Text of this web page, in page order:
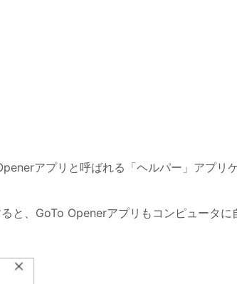
アプリと呼ばれる「ヘルパー」アプリ
と、GoTo Openerアプリもコンピュータに